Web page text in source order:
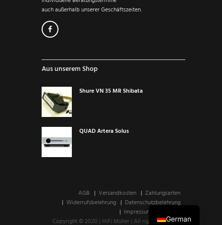
auch außerhalb unserer Geschäftszeiten.
Aus unserem Shop
Shure VN 35 MR Shibata
QUAD Artera Solus
AGB Versandkosten
Zahlungsarten
Widerrufsbelehrung
Datenschutzbelehrung
Impressum
Copyright © 2020 | HiFi Müller | All rights reserved.
German